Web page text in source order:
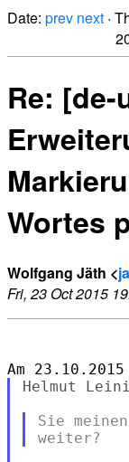
Date: prev next ·
Re: [de-
Wortes
Wolfgang Jäth <
Fri, 23 Oct 2015
Helmut
Sie